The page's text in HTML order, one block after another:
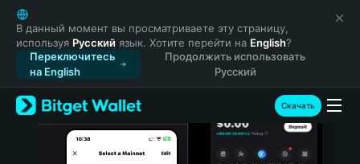
English
日本語
Tiếng Việt
Русский
Español (Latinoamérica)
Türkçe
Italiano
В данный момент вы просматриваете эту страницу,
используя Русский язык. Хотите перейти на English?
Переключитесь
на English
Продолжить использовать
Русский
Скачать